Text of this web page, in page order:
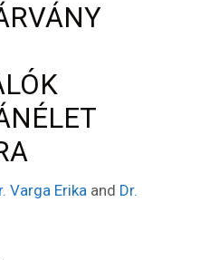
Varga Erika and Dr.